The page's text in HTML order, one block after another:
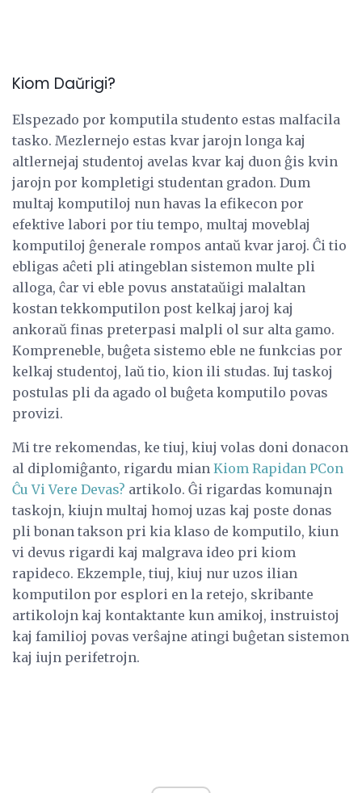
Kiom Daŭrigi?
Elspezado por komputila studento estas malfacila
tasko. Mezlernejo estas kvar jarojn longa kaj
altlernejaj studentoj avelas kvar kaj duon ĝis kvin
jarojn por kompletigi studentan gradon. Dum
multaj komputiloj nun havas la efikecon por
efektive labori por tiu tempo, multaj moveblaj
komputiloj ĝenerale rompos antaŭ kvar jaroj. Ĉi tio
ebligas aĉeti pli atingeblan sistemon multe pli
alloga, ĉar vi eble povus anstataŭigi malaltan
kostan tekkomputilon post kelkaj jaroj kaj
ankoraŭ finas preterpasi malpli ol sur alta gamo.
Kompreneble, buĝeta sistemo eble ne funkcias por
kelkaj studentoj, laŭ tio, kion ili studas. Iuj taskoj
postulas pli da agado ol buĝeta komputilo povas
provizi.
Mi tre rekomendas, ke tiuj, kiuj volas doni donacon
al diplomiĝanto, rigardu mian Kiom Rapidan PCon
Ĉu Vi Vere Devas? artikolo. Ĝi rigardas komunajn
taskojn, kiujn multaj homoj uzas kaj poste donas
pli bonan takson pri kia klaso de komputilo, kiun
vi devus rigardi kaj malgrava ideo pri kiom
rapideco. Ekzemple, tiuj, kiuj nur uzos ilian
komputilon por esplori en la retejo, skribante
artikolojn kaj kontaktante kun amikoj, instruistoj
kaj familioj povas verŝajne atingi buĝetan sistemon
kaj iujn perifetrojn.